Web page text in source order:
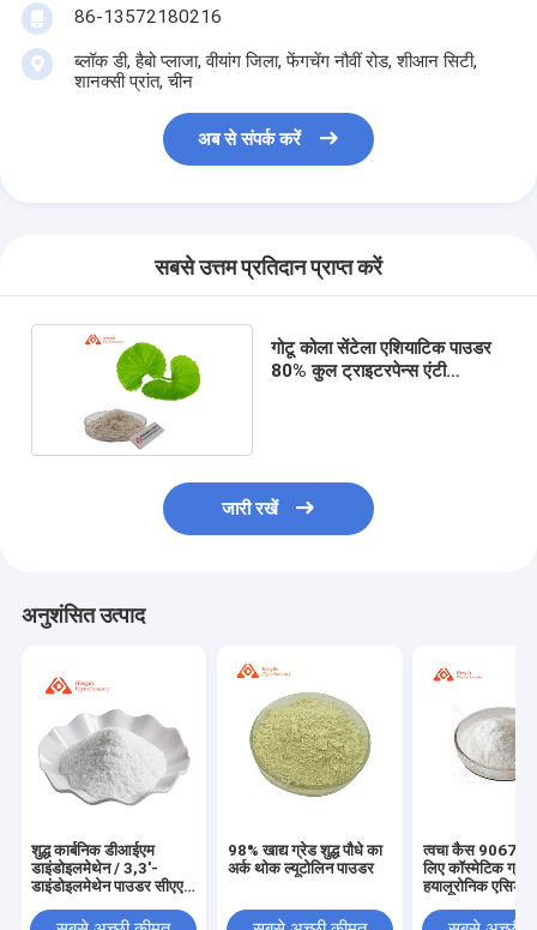
86-13572180216
ब्लॉक डी, हैबो प्लाजा, वीयांग जिला, फेंगचेंग नौवीं रोड, शीआन सिटी,
शानक्सी प्रांत, चीन
अब से संपर्क करें
सबसे उत्तम प्रतिदान प्राप्त करें
गोटू कोला सेंटेला एशियाटिक पाउडर
80% कुल ट्राइटरपेन्स एंटी
जारी रखें
अनुशंसित उत्पाद
शुद्ध कार्बनिक डीआईएम
डाइंडोइलमेथेन / 3,3'-
डाइंडोइलमेथेन पाउडर सीएएस
98% खाद्य ग्रेड शुद्ध पौधे का
अर्क थोक ल्यूटोलिन पाउडर
त्वचा कैस 9067-
लिए कॉस्मेटिक ग्रेड
हयालूरोनिक एसिड